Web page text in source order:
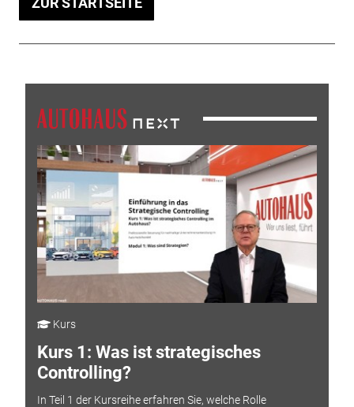
Kurs
Kurs 1: Was ist strategisches
Controlling?
In Teil 1 der Kursreihe erfahren Sie, welche Rolle